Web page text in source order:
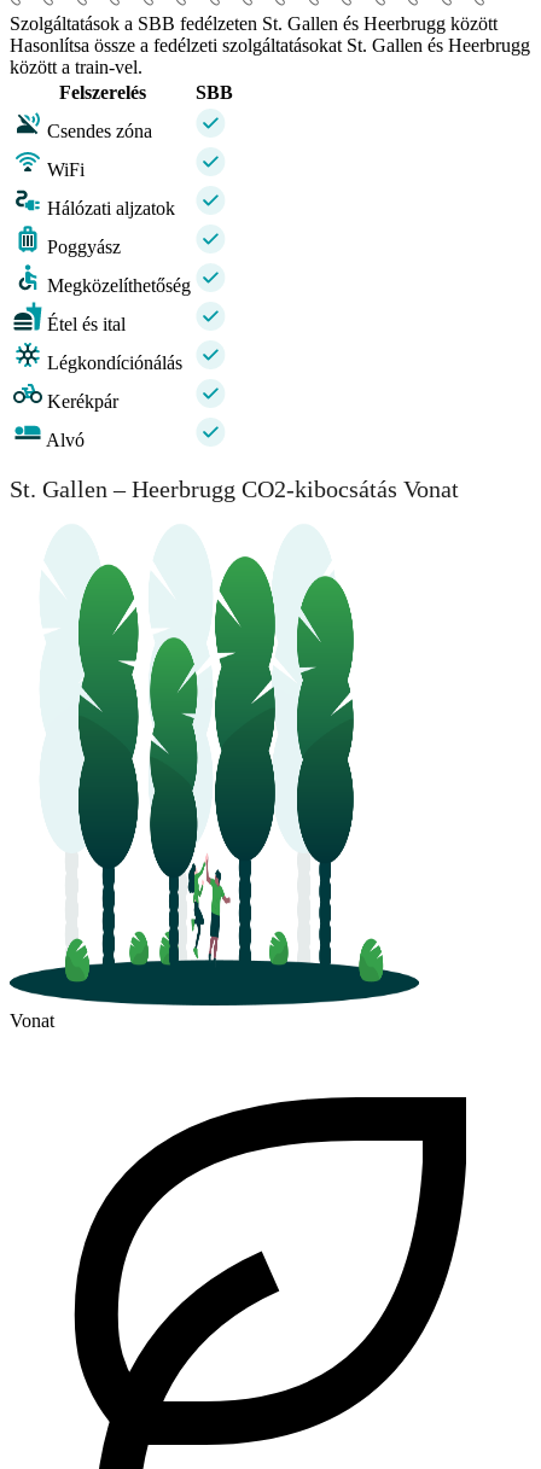
Szolgáltatások a SBB fedélzeten St. Gallen és Heerbrugg között
Hasonlítsa össze a fedélzeti szolgáltatásokat St. Gallen és Heerbrugg
között a train-vel.
Felszerelés
SBB
Csendes zóna
WiFi
Hálózati aljzatok
Poggyász
Megközelíthetőség
Étel és ital
Légkondíciónálás
Kerékpár
Alvó
St. Gallen – Heerbrugg CO2-kibocsátás Vonat
Vonat